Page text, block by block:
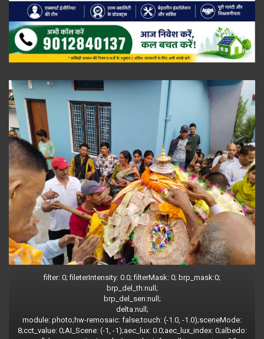
filter: 0; fileterIntensity: 0.0; filterMask: 0; brp_mask:0;
brp_del_th:null;
brp_del_sen:null;
delta:null;
module: photo;hw-remosaic: false;touch: (-1.0, -1.0);sceneMode:
8;cct_value: 0;AI_Scene: (-1, -1);aec_lux: 0.0;aec_lux_index: 0;albedo: